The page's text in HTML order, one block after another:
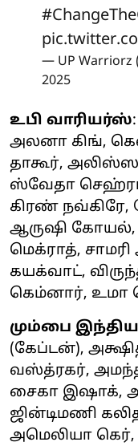
— UP Warriorz
2025
உபி வாரியர்ஸ்
அலனா கிங்,
தாகூர்,
ஸ்வேதா
கிரண்
ஆருஷி கோயல்,
மெக்ராத்,
கயக்வாட்,
கெம்னார், உமா
மும்பை
(கேப்டன்),
வஸ்த்ரகர்,
சைகா இஷாக்,
ஜின்டிமணி
அமெலியா